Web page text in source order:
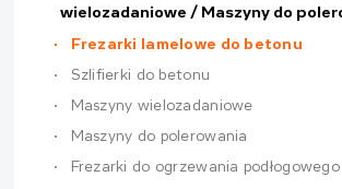
wielozadaniowe / Maszyny do
Frezarki lamelowe do betonu
Szlifierki do betonu
Maszyny wielozadaniowe
Maszyny do polerowania
Frezarki do ogrzewania podłogowego